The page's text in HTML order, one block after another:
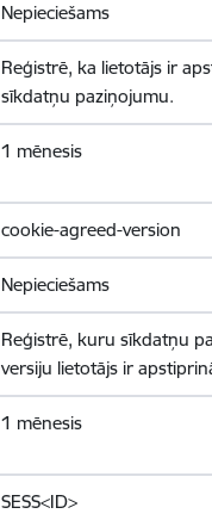
Nepieciešams
Reģistrē, ka lietotājs ir
sīkdatņu paziņojumu.
1 mēnesis
cookie-agreed-version
Nepieciešams
Reģistrē, kuru sīkdatņu
versiju lietotājs ir
1 mēnesis
SESS<ID>